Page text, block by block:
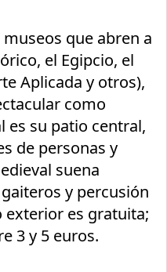
que abren a
el Egipcio, el
Aplicada y otros),
como
es su patio central,
de personas y
suena
y percusión
exterior es gratuita;
3 y 5 euros.